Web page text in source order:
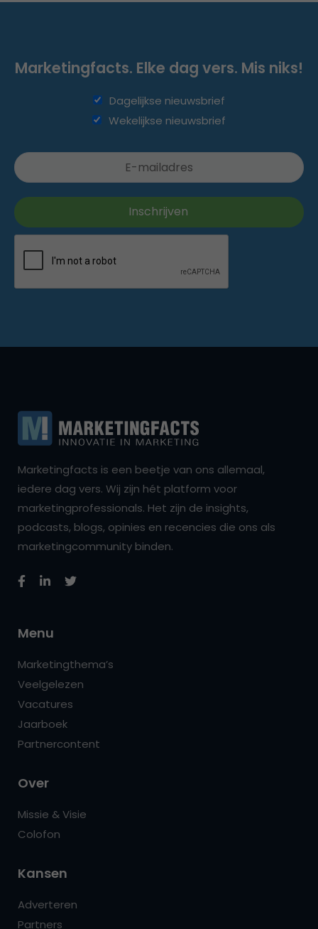
Marketingfacts. Elke dag vers. Mis niks!
Dagelijkse nieuwsbrief
Wekelijkse nieuwsbrief
Marketingfacts is een beetje van ons allemaal,
iedere dag vers. Wij zijn hét platform voor
marketingprofessionals. Het zijn de insights,
podcasts, blogs, opinies en recencies die ons als
marketingcommunity binden.
Menu
Marketingthema’s
Veelgelezen
Vacatures
Jaarboek
Partnercontent
Over
Missie & Visie
Colofon
Kansen
Adverteren
Partners